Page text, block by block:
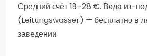
Средний счёт 18–28 €. Вода из-
(Leitungswasser) — бесплатно в
заведении.